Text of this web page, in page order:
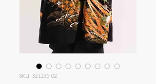
SKU: 321235-02